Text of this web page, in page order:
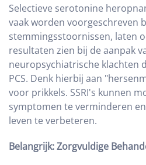
Selectieve serotonine
vaak worden voorgeschreven
stemmingsstoornissen, laten
resultaten zien bij de aanpak
neuropsychiatrische klachten
PCS. Denk hierbij aan
voor prikkels. SSRI's kunnen
symptomen te verminderen
leven te verbeteren.
Belangrijk: Zorgvuldige